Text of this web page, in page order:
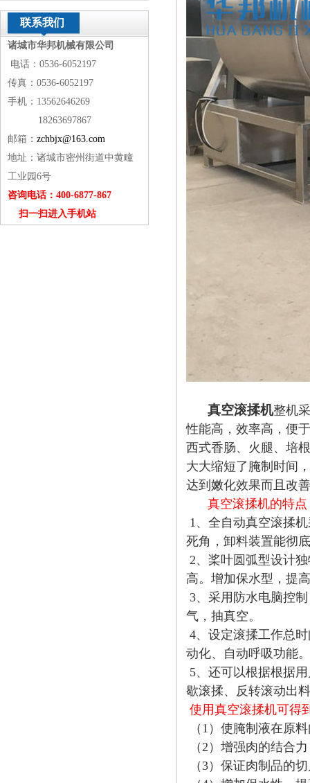
联系我们
诸城市华邦机械有限公司
电话：0536-6052197
传真：0536-6052197
手机：13562646269
18263697867
邮箱： zchbjx@163.com
地址：诸城市密州街道中黄疃
工业园6号
咨询电话：400-6877-867
扫一扫进入手机站
真空滚揉机整机
性能高，效率高，便
西式香肠、火腿、培
大大缩短了腌制时间
达到嫩化效果而且改
真空滚揉机的特点
1、全自动真空滚揉
死角，卸料装置能彻
2、桨叶圆弧型设计
高。增加保水型，提
3、采用防水电脑控
气，抽真空。
4、设定滚揉工作总
动化、自动呼吸功能。
5、还可以根据根据
歇滚揉、反转滚动出
使用真空滚揉机可得
（1）使腌制液在原
（2）增强肉的结合
（3）保证肉制品的